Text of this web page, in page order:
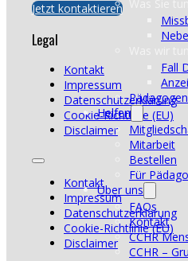
Fall
Pädagogen
Helfen
Mitarbeit
Bestellen
Für
Über uns
FAQs
Kontakt
CCHR
CCHR –
Jetzt kontaktieren
Legal
Kontakt
Impressum
Datenschutzerklärung
Cookie-Richtlinie (EU)
Disclaimer
Kontakt
Impressum
Datenschutzerklärung
Cookie-Richtlinie (EU)
Disclaimer